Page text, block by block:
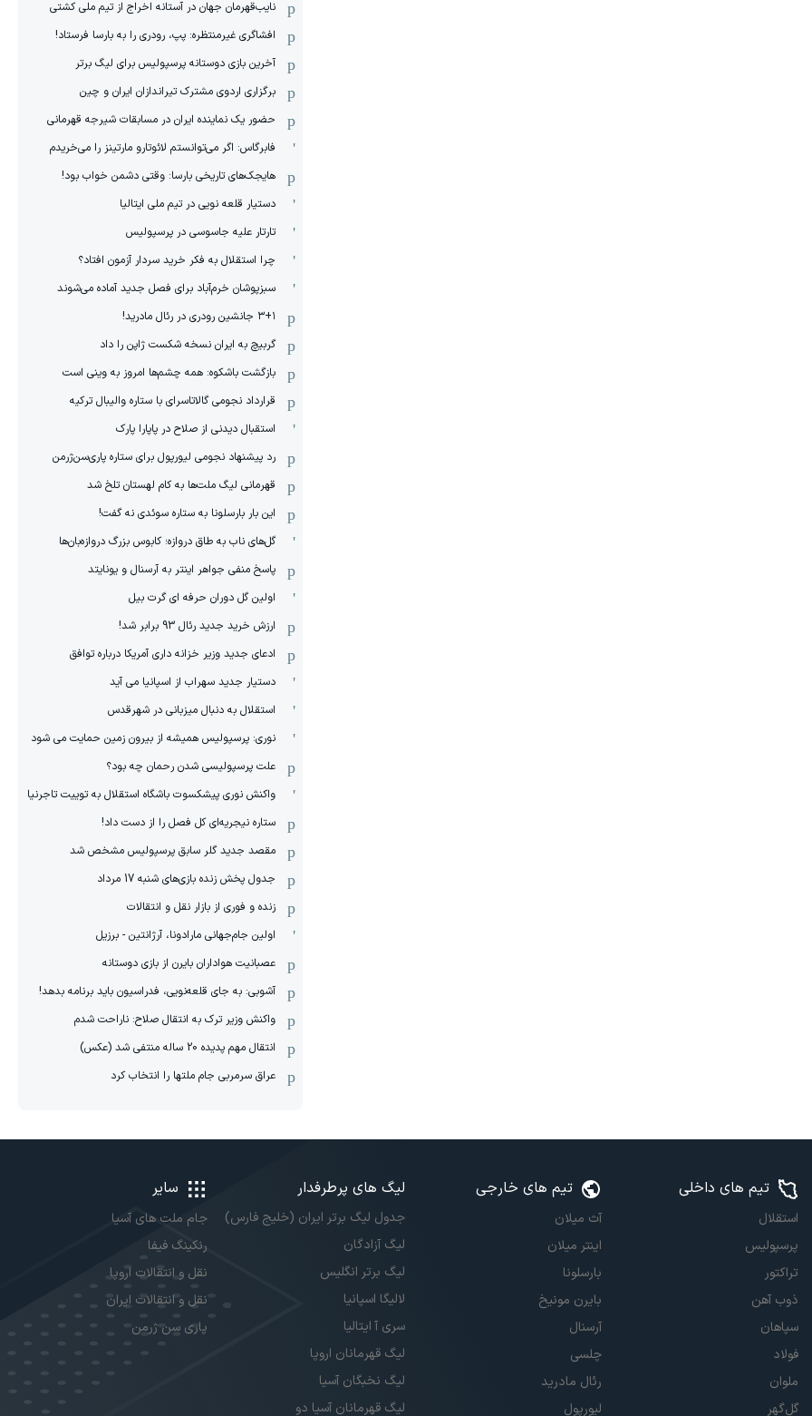
نایب‌قهرمان جهان در آستانه اخراج از تیم ملی کشتی
افشاگری غیرمنتظره: پپ، رودری را به بارسا فرستاد!
آخرین بازی دوستانه پرسپولیس برای لیگ برتر
برگزاری اردوی مشترک تیراندازان ایران و چین
حضور یک نماینده ایران در مسابقات شیرجه قهرمانی
فابرگاس: اگر می‌توانستم لائوتارو مارتینز را می‌خریدم
هایجک‌های تاریخی بارسا: وقتی دشمن خواب بود!
دستیار قلعه نویی در تیم ملی ایتالیا
تارتار علیه جاسوسی در پرسپولیس
چرا استقلال به فکر خرید سردار آزمون افتاد؟
سبزپوشان خرم‌آباد برای فصل جدید آماده می‌شوند
۳+۱ جانشین رودری در رئال مادرید!
گربیچ به ایران نسخه شکست ژاپن را داد
بازگشت باشکوه: همه چشم‌ها امروز به وینی است
قرارداد نجومی گالاتاسرای با ستاره والیبال ترکیه
استقبال دیدنی از صلاح در پاپارا پارک
رد پیشنهاد نجومی لیورپول برای ستاره پاری‌سن‌ژرمن
قهرمانی لیگ ملت‌ها به کام لهستان تلخ شد
این بار بارسلونا به ستاره سوئدی نه گفت!
گل‌های ناب به طاق دروازه؛ کابوس بزرگ دروازه‌بان‌ها
پاسخ منفی جواهر اینتر به آرسنال و یونایتد
اولین گل دوران حرفه ای گرت بیل
ارزش خرید جدید رئال 93 برابر شد!
ادعای جدید وزیر خزانه داری آمریکا درباره توافق
دستیار جدید سهراب از اسپانیا می آید
استقلال به دنبال میزبانی در شهرقدس
نوری: پرسپولیس همیشه از بیرون زمین حمایت می شود
علت پرسپولیسی شدن رحمان چه بود؟
واکنش نوری پیشکسوت باشگاه استقلال به توییت تاجرنیا
ستاره نیجریه‌ای کل فصل را از دست داد!
مقصد جدید گلر سابق پرسپولیس مشخص شد
جدول پخش زنده بازی‌های شنبه 17 مرداد
زنده و فوری از بازار نقل و انتقالات
اولین جام‌جهانی مارادونا، آرژانتین - برزیل
عصبانیت هواداران بایرن از بازی دوستانه
آشوبی: به جای قلعه‌نویی، فدراسیون باید برنامه بدهد!
واکنش وزیر ترک به انتقال صلاح: ناراحت شدم
انتقال مهم پدیده 20 ساله منتفی شد (عکس)
عراق سرمربی جام ملتها را انتخاب کرد
تیم های داخلی
استقلال
پرسپولیس
تراکتور
ذوب آهن
سپاهان
فولاد
ملوان
گل‌گهر
تیم های خارجی
آث میلان
اینتر میلان
بارسلونا
بایرن مونیخ
آرسنال
چلسی
رئال مادرید
لیورپول
لیگ های پرطرفدار
جدول لیگ برتر ایران (خلیج فارس)
لیگ آزادگان
لیگ برتر انگلیس
لالیگا اسپانیا
سری آ ایتالیا
لیگ قهرمانان اروپا
لیگ نخبگان آسیا
لیگ قهرمانان آسیا دو
سایر
جام ملت های آسیا
رنکینگ فیفا
نقل و انتقالات اروپا
نقل و انتقالات ایران
پاری سن ژرمن